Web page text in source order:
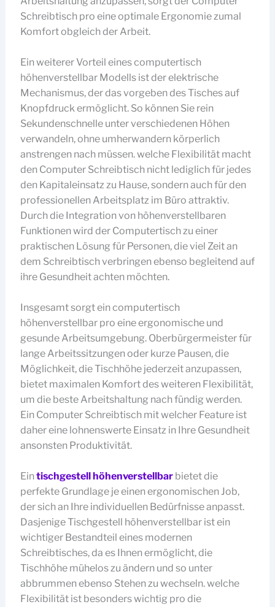
Schreibtisch pro eine optimale Ergonomie zumal
Komfort obgleich der Arbeit.
Ein weiterer Vorteil eines computertisch
höhenverstellbar Modells ist der elektrische
Mechanismus, der das vorgeben des Tisches auf
Knopfdruck ermöglicht. So können Sie rein
Sekundenschnelle unter verschiedenen Höhen
verwandeln, ohne umherwandern körperlich
anstrengen nach müssen. welche Flexibilität macht
den Computer Schreibtisch nicht lediglich für jedes
den Kapitaleinsatz zu Hause, sondern auch für den
professionellen Arbeitsplatz im Büro attraktiv.
Durch die Integration von höhenverstellbaren
Funktionen wird der Computertisch zu einer
praktischen Lösung für Personen, die viel Zeit an
dem Schreibtisch verbringen ebenso begleitend auf
ihre Gesundheit achten möchten.
Insgesamt sorgt ein computertisch
höhenverstellbar pro eine ergonomische und
gesunde Arbeitsumgebung. Oberbürgermeister für
lange Arbeitssitzungen oder kurze Pausen, die
Möglichkeit, die Tischhöhe jederzeit anzupassen,
bietet maximalen Komfort des weiteren Flexibilität,
um die beste Arbeitshaltung nach fündig werden.
Ein Computer Schreibtisch mit welcher Feature ist
daher eine lohnenswerte Einsatz in Ihre Gesundheit
ansonsten Produktivität.
Eintischgestell höhenverstellbarbietet die
perfekte Grundlage je einen ergonomischen Job,
der sich an Ihre individuellen Bedürfnisse anpasst.
Dasjenige Tischgestell höhenverstellbar ist ein
wichtiger Bestandteil eines modernen
Schreibtisches, da es Ihnen ermöglicht, die
Tischhöhe mühelos zu ändern und so unter
abbrummen ebenso Stehen zu wechseln. welche
Flexibilität ist besonders wichtig pro die